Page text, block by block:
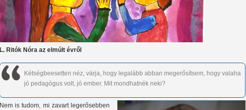
L. Ritók Nóra az elmúlt évről
Kétségbeesetten néz, várja, hogy legalább abban megerősítsem, hogy valaha
jó pedagógus volt, jó ember. Mit mondhatnék neki?
Nem is tudom, mi zavart legerősebben